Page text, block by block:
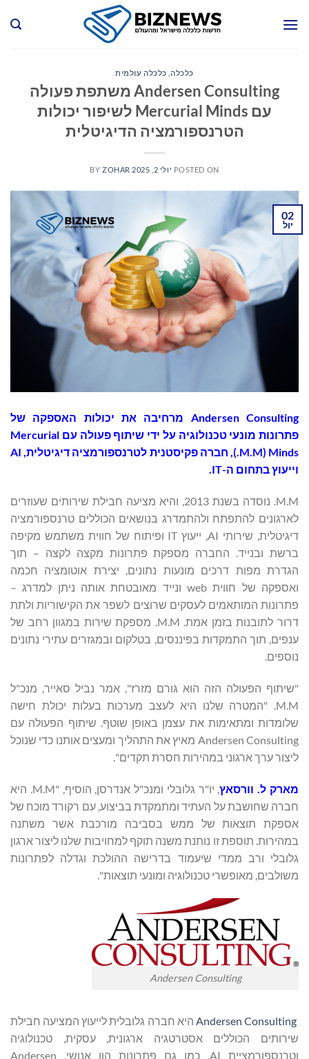
כלכלה, כלכלה עולמית
Andersen Consulting משתפת פעולה
עם Mercurial Minds לשיפור יכולות
הטרנספורמציה הדיגיטלית
POSTED ON יולי 2, 2025 BY ZOHAR
02
יול
‏Andersen Consulting מרחיבה את יכולות האספקה של
פתרונות מונעי טכנולוגיה על ידי שיתוף פעולה עם Mercurial
Minds ‏(M.M.), חברה פקיסטנית לטרנספורמציה דיגיטלית, AI
וייעוץ בתחום ה-IT.
M.M. נוסדה בשנת 2013, והיא מציעה חבילת שירותים שעוזרים
לארגונים להתפתח ולהתמדרג בנושאים הכוללים טרנספורמציה
דיגיטלית, שירותי AI, ייעוץ IT ופיתוח של חווית משתמש מקיפה
ברשת ובנייד. החברה מספקת פתרונות מקצה לקצה – תוך
הגדרת מפות דרכים מונעות נתונים, יצירת אוטומציה חכמה
ואספקה של חווית web ונייד מאובטחת אותה ניתן למדרג –
פתרונות המותאמים לעסקים שרוצים לשפר את הקישוריות ולתת
דרור לתובנות בזמן אמת. M.M. מספקת שירות במגוון רחב של
ענפים, תוך התמקדות בפיננסים, בטלקום ובמגזרים עתירי נתונים
נוספים.
"שיתוף הפעולה הזה הוא גורם מזרז", אמר נביל סאייר, מנכ"ל
M.M. "המטרה שלנו היא לעצב מערכות בעלות יכולת חישה
שלומדות ומתאימות את עצמן באופן שוטף. שיתוף הפעולה עם
Andersen Consulting מאיץ את התהליך ומעצים אותנו כדי שנוכל
ליצור ערך ארגוני במהירות חסרת תקדים".
מארק ל. וורסאץ
, יו"ר גלובלי ומנכ"ל אנדרסן, הוסיף, "M.M. היא
חברה שחושבת על העתיד ומתמקדת בביצוע, עם רקורד מוכח של
אספקת תוצאות של ממש בסביבה מורכבת אשר משתנה
במהירות. תוספת זו נותנת משנה תוקף למחויבות שלנו ליצור ארגון
גלובלי ורב ממדי שיעמוד בדרישה ההולכת וגדלה לפתרונות
משולבים, מאופשרי טכנולוגיה ומונעי תוצאות".
Andersen Consulting
Andersen Consulting
היא חברה גלובלית לייעוץ המציעה חבילת
שירותים הכוללים אסטרטגיה ארגונית, עסקית, טכנולוגיה
וטרנספורמציית AI, כמו גם פתרונות הון אנושי. Andersen